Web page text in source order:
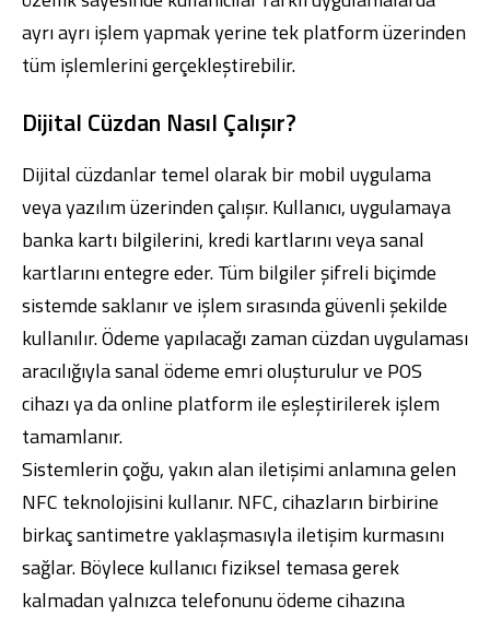
ayrı ayrı işlem yapmak yerine tek platform üzerinden
tüm işlemlerini gerçekleştirebilir.
Dijital Cüzdan Nasıl Çalışır?
Dijital cüzdanlar temel olarak bir mobil uygulama
veya yazılım üzerinden çalışır. Kullanıcı, uygulamaya
banka kartı bilgilerini, kredi kartlarını veya sanal
kartlarını entegre eder. Tüm bilgiler şifreli biçimde
sistemde saklanır ve işlem sırasında güvenli şekilde
kullanılır. Ödeme yapılacağı zaman cüzdan uygulaması
aracılığıyla sanal ödeme emri oluşturulur ve POS
cihazı ya da online platform ile eşleştirilerek işlem
tamamlanır.
Sistemlerin çoğu, yakın alan iletişimi anlamına gelen
NFC teknolojisini kullanır. NFC, cihazların birbirine
birkaç santimetre yaklaşmasıyla iletişim kurmasını
sağlar. Böylece kullanıcı fiziksel temasa gerek
kalmadan yalnızca telefonunu ödeme cihazına